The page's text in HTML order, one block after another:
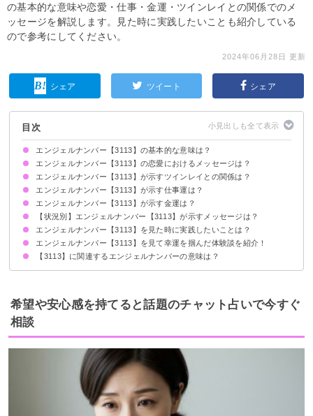
の基本的な意味や恋愛・仕事・金運・ツインレイとの関係でのメ
ッセージを解説します。見た時に実践したいことも紹介している
ので参考にしてください。
2024年06月28日 更新
シェア ツイート シェア
目次
エンジェルナンバー【3113】の基本的な意味は？
天使の導きに従ってください
あなたの望みは叶います
直感を大切にしてください
ポジティブに考えてください
エンジェルナンバー【3113】の恋愛におけるメッセージは？
片思いしている時
復縁したい時
恋人との関係について
エンジェルナンバー【3113】が示すツインレイとの関係は？
2人で行動すると良い関係に
サイレント期間の場合
エンジェルナンバー【3113】が示す仕事運は？
エンジェルナンバー【3113】が示す金運は？
【状況別】エンジェルナンバー【3113】が示すメッセージは？
何度も【3113】を見る場合
エンジェルナンバー【3113】を見た時に実践したいことは？
自分を褒める
感謝の気持ちを大事にする
エンジェルナンバー【3113】を見て幸運を掴んだ体験談を紹介！
新規プロジェクトが成功した
転職につながるチャンスが得られた
新しい勉強を始めた
【3113】に関連するエンジェルナンバーの意味は？
エンジェルナンバー【1313】
エンジェルナンバー【1331】
エンジェルナンバー【1881】
エンジェルナンバー【311】
希望や安心感を持てると話題のチャット占いで今すぐ
相談